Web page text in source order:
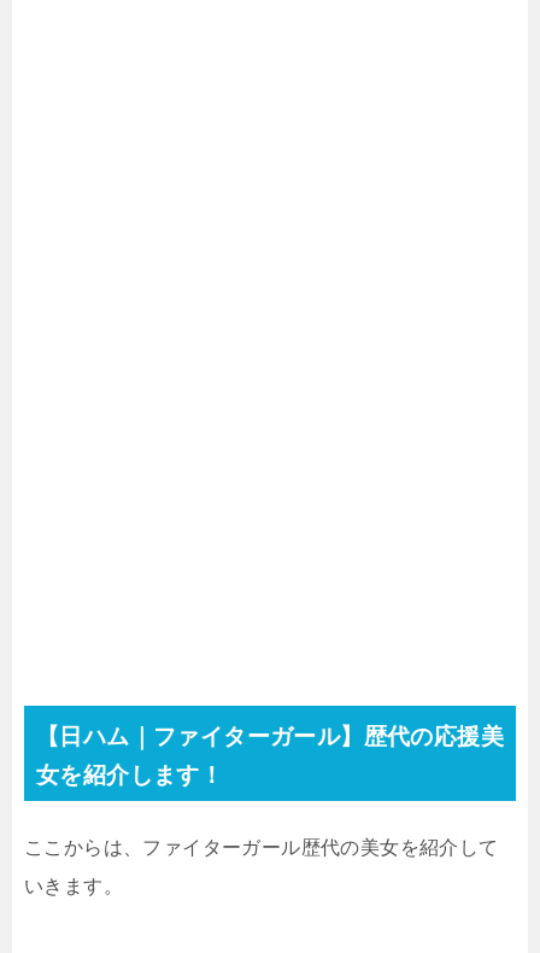
【日ハム｜ファイターガール】歴代の応援美
女を紹介します！
ここからは、ファイターガール歴代の美女を紹介して
いきます。